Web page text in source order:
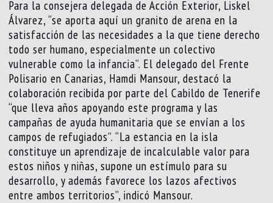
Para la consejera delegada de Acción Exterior, Liskel
Álvarez, “se aporta aquí un granito de arena en la
satisfacción de las necesidades a la que tiene derecho
todo ser humano, especialmente un colectivo
vulnerable como la infancia”. El delegado del Frente
Polisario en Canarias, Hamdi Mansour, destacó la
colaboración recibida por parte del Cabildo de Tenerife
“que lleva años apoyando este programa y las
campañas de ayuda humanitaria que se envían a los
campos de refugiados”. “La estancia en la isla
constituye un aprendizaje de incalculable valor para
estos niños y niñas, supone un estímulo para su
desarrollo, y además favorece los lazos afectivos
entre ambos territorios”, indicó Mansour.